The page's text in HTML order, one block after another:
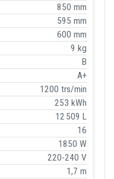
850 mm
595 mm
600 mm
9 kg
B
A+
1200 trs/min
253 kWh
12 509 L
16
1850 W
220-240 V
1,7 m